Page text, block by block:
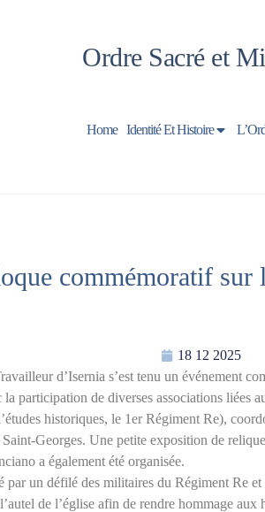
Ordre Sacré et
Home Identité Et Histoire
commémoratif sur
18 12 2025
d’Isernia s’est tenu un événement
la participation de diverses associations
historiques, le 1er Régiment Re),
Georges. Une petite exposition de
a également été organisée.
par un défilé des militaires du Régiment Re
de l’église afin de rendre hommage